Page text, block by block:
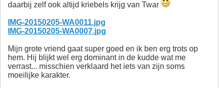
daarbij zelf ook altijd kriebels krijg van Twar
IMG-20150205-WA0011.jpg
IMG-20150205-WA0007.jpg
Mijn grote vriend gaat super goed en ik ben erg trots op
hem. Hij blijkt wel erg dominant in de kudde wat me
verrast... misschien verklaard het iets van zijn soms
moeilijke karakter.